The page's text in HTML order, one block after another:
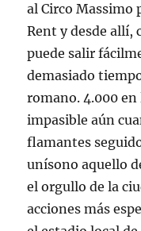
al Circo Massimo
Rent y desde allí,
puede salir
demasiado
romano. 4.000 en
impasible aún
flamantes
unísono aquello
el orgullo de la
acciones más